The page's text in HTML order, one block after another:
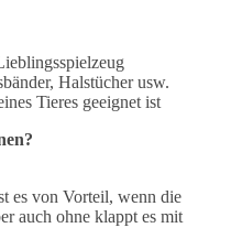
Halstücher usw.
Tieres geeignet ist
es von Vorteil, wenn die
auch ohne klappt es mit